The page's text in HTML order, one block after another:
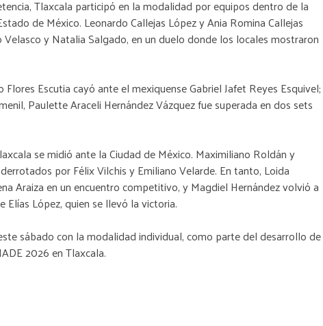
Tlaxcala participó en la modalidad por equipos dentro de la
de México. Leonardo Callejas López y Ania Romina Callejas
y Natalia Salgado, en un duelo donde los locales mostraron
Flores Escutia cayó ante el mexiquense Gabriel Jafet Reyes Esquivel;
Paulette Araceli Hernández Vázquez fue superada en dos sets
se midió ante la Ciudad de México. Maximiliano Roldán y
por Félix Vilchis y Emiliano Velarde. En tanto, Loida
Araiza en un encuentro competitivo, y Magdiel Hernández volvió a
Elías López, quien se llevó la victoria.
sábado con la modalidad individual, como parte del desarrollo de
2026 en Tlaxcala.